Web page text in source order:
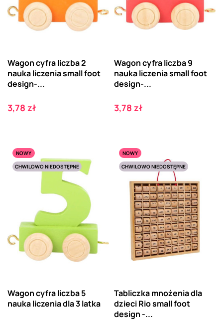
Wagon cyfra liczba 2
nauka liczenia small foot
design-...
Cena
3,78 zł
Wagon cyfra liczba 9
nauka liczenia small foot
design-...
Cena
3,78 zł
NOWY
CHWILOWO NIEDOSTĘPNE
Wagon cyfra liczba 5
nauka liczenia dla 3 latka
NOWY
CHWILOWO NIEDOSTĘPNE
Tabliczka mnożenia dla
dzieci Rio small foot
design -...